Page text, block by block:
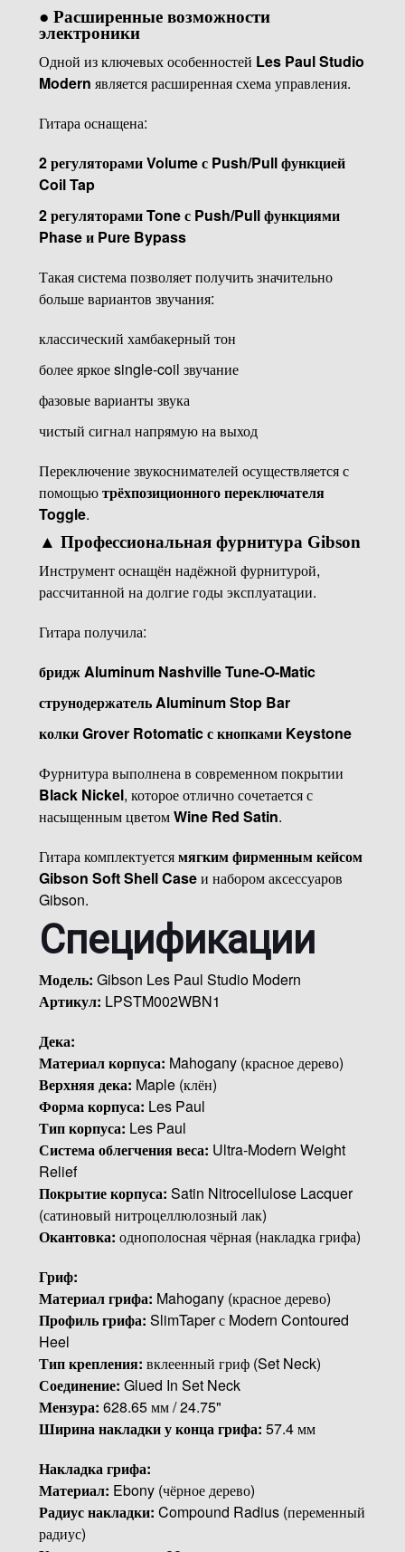
● Расширенные возможности
электроники
Одной из ключевых особенностей Les Paul Studio
Modern является расширенная схема управления.
Гитара оснащена:
2 регуляторами Volume с Push/Pull функцией
Coil Tap
2 регуляторами Tone с Push/Pull функциями
Phase и Pure Bypass
Такая система позволяет получить значительно
больше вариантов звучания:
классический хамбакерный тон
более яркое single-coil звучание
фазовые варианты звука
чистый сигнал напрямую на выход
Переключение звукоснимателей осуществляется с
помощьютрёхпозиционного переключателя
Toggle.
▲ Профессиональная фурнитура Gibson
Инструмент оснащён надёжной фурнитурой,
рассчитанной на долгие годы эксплуатации.
Гитара получила:
бридж Aluminum Nashville Tune-O-Matic
струнодержатель Aluminum Stop Bar
колки Grover Rotomatic с кнопками Keystone
Фурнитура выполнена в современном покрытии
Black Nickel, которое отлично сочетается с
насыщенным цветомWine Red Satin.
Гитара комплектуетсямягким фирменным кейсом
Gibson Soft Shell Caseи набором аксессуаров
Gibson.
Спецификации
Модель: Gibson Les Paul Studio Modern
Артикул: LPSTM002WBN1
Дека:
Материал корпуса: Mahogany (красное дерево)
Верхняя дека: Maple (клён)
Форма корпуса: Les Paul
Тип корпуса: Les Paul
Система облегчения веса: Ultra-Modern Weight
Relief
Покрытие корпуса: Satin Nitrocellulose Lacquer
(сатиновый нитроцеллюлозный лак)
Окантовка: однополосная чёрная (накладка грифа)
Гриф:
Материал грифа: Mahogany (красное дерево)
Профиль грифа: SlimTaper с Modern Contoured
Heel
Тип крепления: вклеенный гриф (Set Neck)
Соединение: Glued In Set Neck
Мензура: 628.65 мм / 24.75"
Ширина накладки у конца грифа: 57.4 мм
Накладка грифа:
Материал: Ebony (чёрное дерево)
Радиус накладки: Compound Radius (переменный
радиус)